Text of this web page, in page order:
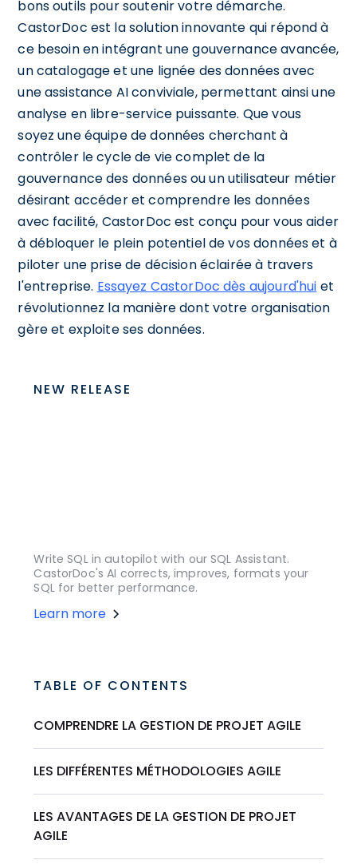
bons outils pour soutenir votre démarche.
CastorDoc est la solution innovante qui répond à
ce besoin en intégrant une gouvernance avancée,
un catalogage et une lignée des données avec
une assistance AI conviviale, permettant ainsi une
analyse en libre-service puissante. Que vous
soyez une équipe de données cherchant à
contrôler le cycle de vie complet de la
gouvernance des données ou un utilisateur métier
désirant accéder et comprendre les données
avec facilité, CastorDoc est conçu pour vous aider
à débloquer le plein potentiel de vos données et à
piloter une prise de décision éclairée à travers
l'entreprise. Essayez CastorDoc dès aujourd'hui et
révolutionnez la manière dont votre organisation
gère et exploite ses données.
NEW RELEASE
Write SQL in autopilot with our SQL Assistant.
CastorDoc's AI corrects, improves, formats your
SQL for better performance.
Learn more
TABLE OF CONTENTS
COMPRENDRE LA GESTION DE PROJET AGILE
LES DIFFÉRENTES MÉTHODOLOGIES AGILE
LES AVANTAGES DE LA GESTION DE PROJET
AGILE